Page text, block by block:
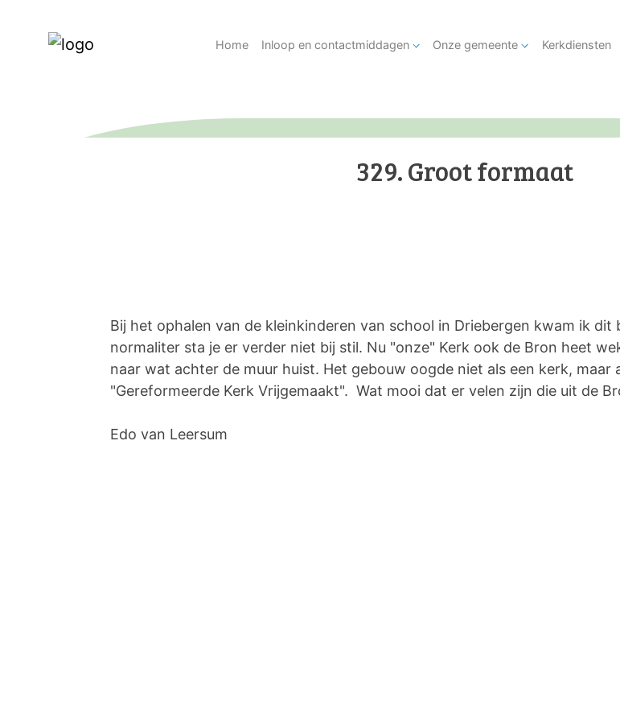
Home Inloop en contactmiddagen Onze gemeente Kerkdiensten
329. Groot formaat
Bij het ophalen van de kleinkinderen van school in Driebergen kwam ik
normaliter sta je er verder niet bij stil. Nu "onze" Kerk ook de Bron heet
naar wat achter de muur huist. Het gebouw oogde niet als een kerk,
"Gereformeerde Kerk Vrijgemaakt". Wat mooi dat er velen zijn die uit de
Edo van Leersum